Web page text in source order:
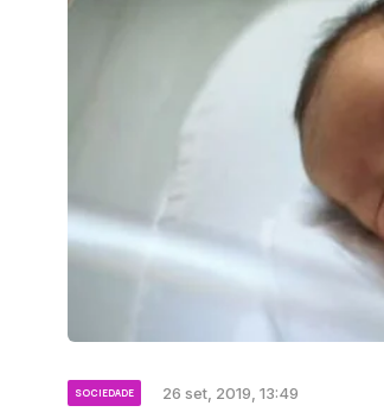
SOCIEDADE 26 set, 2019, 13:49